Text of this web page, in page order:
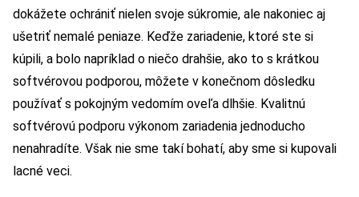
dokážete ochrániť nielen svoje súkromie, ale nakoniec aj
ušetriť nemalé peniaze. Keďže zariadenie, ktoré ste si
kúpili, a bolo napríklad o niečo drahšie, ako to s krátkou
softvérovou podporou, môžete v konečnom dôsledku
používať s pokojným vedomím oveľa dlhšie. Kvalitnú
softvérovú podporu výkonom zariadenia jednoducho
nenahradíte. Však nie sme takí bohatí, aby sme si kupovali
lacné veci.